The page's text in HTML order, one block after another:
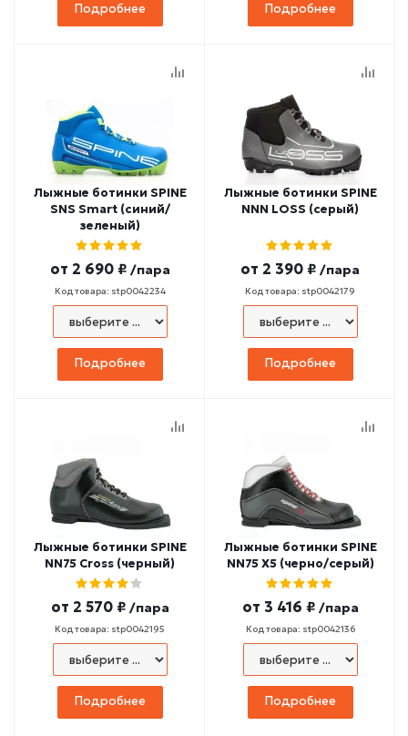
Подробнее Подробнее
Лыжные ботинки SPINE
SNS Smart (синий/
зеленый)
от 2 690 ₽ /пара
Код товара: stp0042234
Подробнее
Лыжные ботинки SPINE
NNN LOSS (серый)
от 2 390 ₽ /пара
Код товара: stp0042179
Подробнее
Лыжные ботинки SPINE
NN75 Cross (черный)
от 2 570 ₽ /пара
Код товара: stp0042195
Подробнее
Лыжные ботинки SPINE
NN75 X5 (черно/серый)
от 3 416 ₽ /пара
Код товара: stp0042136
Подробнее